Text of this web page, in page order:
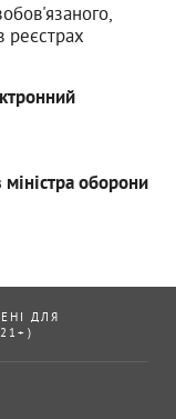
оборони
ДЛЯ